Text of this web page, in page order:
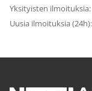
Yksityisten ilmoituksia:
Uusia ilmoituksia (24h):